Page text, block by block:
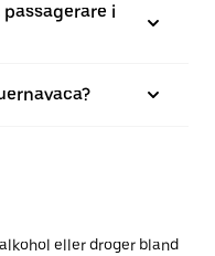
i
eller droger bland